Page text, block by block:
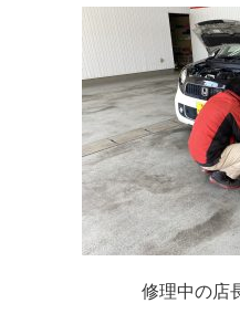
修理中の店